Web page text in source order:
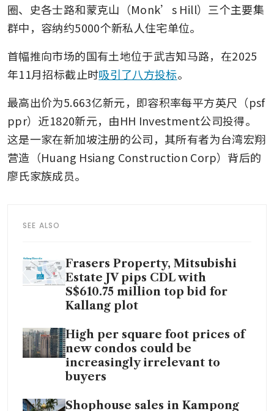
圈、史各士路和蒙克山（Monk’s Hill）三个主要集
群中，容纳约5000个新私人住宅单位。
首幅推向市场的国有土地位于武吉知马路，在2025
年11月招标截止时吸引了八方投标。
最高出价为5.663亿新元，即容积率每平方英尺（psf
ppr）近1820新元，由HH Investment公司投得。
这是一家在新加坡注册的公司，其所有者为台湾宏翔
营造（Huang Hsiang Construction Corp）背后的
廖氏家族成员。
SEE ALSO
Frasers Property, Mitsubishi
Estate JV pips CDL with
S$610.75 million top bid for
Kallang plot
High per square foot prices of
new condos could be
increasingly irrelevant to
buyers
Shophouse sales in Kampong